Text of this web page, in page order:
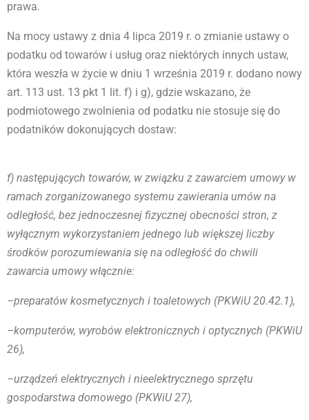
prawa.
Na mocy ustawy z dnia 4 lipca 2019 r. o zmianie ustawy o
podatku od towarów i usług oraz niektórych innych ustaw,
która weszła w życie w dniu 1 września 2019 r. dodano nowy
art. 113 ust. 13 pkt 1 lit. f) i g), gdzie wskazano, że
podmiotowego zwolnienia od podatku nie stosuje się do
podatników dokonujących dostaw:
f) następujących towarów, w związku z zawarciem umowy w
ramach zorganizowanego systemu zawierania umów na
odległość, bez jednoczesnej fizycznej obecności stron, z
wyłącznym wykorzystaniem jednego lub większej liczby
środków porozumiewania się na odległość do chwili
zawarcia umowy włącznie:
–preparatów kosmetycznych i toaletowych (PKWiU 20.42.1),
–komputerów, wyrobów elektronicznych i optycznych (PKWiU
26),
–urządzeń elektrycznych i nieelektrycznego sprzętu
gospodarstwa domowego (PKWiU 27),